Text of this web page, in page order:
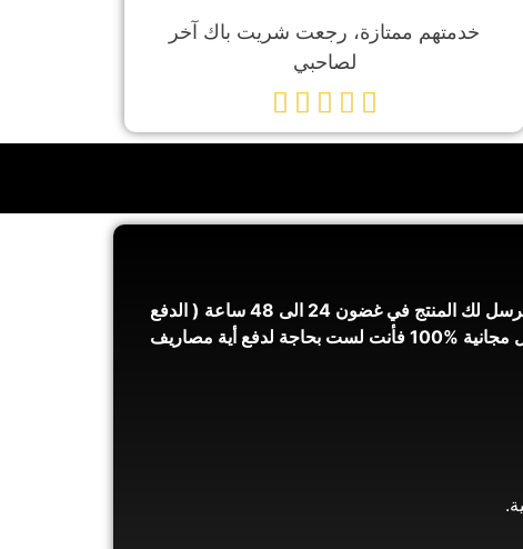
خدمتهم ممتازة، رجعت شريت باك آخر
لصاحبي





الأمر بسيط جدًا بعد أن تطلب المنتج من خلال ملا الاستمارة سيتصل بك أحد موظفي الشركة ليؤكد معك الطلب، وسنرسل لك المنتج في غضون 24 الى 48 ساعة ( الدفع
يكون عند الاستلام ) لدينا فريق توصيل محترف يوصل لك المنتج أينما كنت خلال مدة 24 الى 48 ساعة خدمة التوصيل مجانية %100 فأنت لست بحاجة لدفع أية مصاريف